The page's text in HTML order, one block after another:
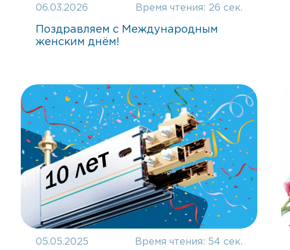
06.03.2026 Время чтения: 26 сек.
Поздравляем с Международным
женским днём!
05.05.2025 Время чтения: 54 сек.